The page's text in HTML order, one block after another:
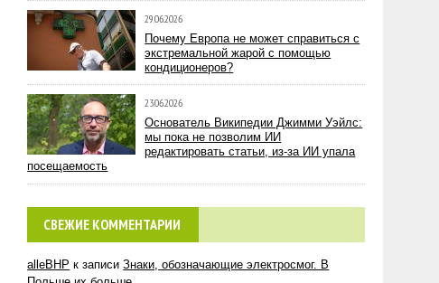
29.06.2026
Почему Европа не может справиться с
экстремальной жарой с помощью
кондиционеров?
23.06.2026
Основатель Википедии Джимми Уэйлс:
мы пока не позволим ИИ
редактировать статьи, из-за ИИ упала
посещаемость
СВЕЖИЕ КОММЕНТАРИИ
alleBHP к записиЗнаки, обозначающие электросмог. В